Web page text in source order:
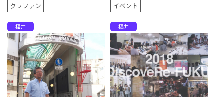
クラファン イベント
福井 福井